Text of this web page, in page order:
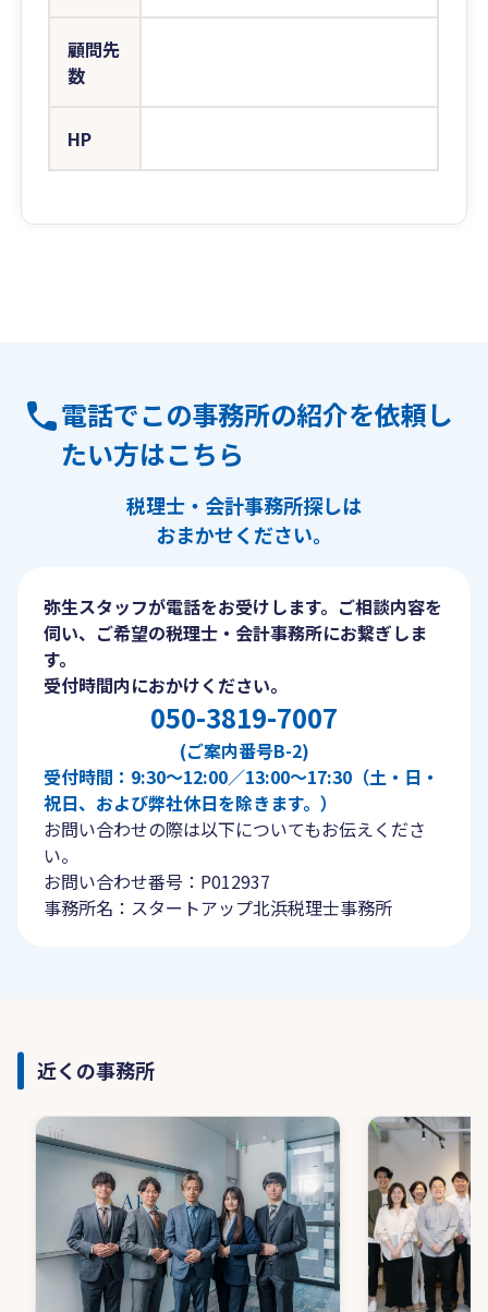
顧問先
数
HP
電話でこの事務所の紹介を依頼し
たい方はこちら
税理士・会計事務所探しは
おまかせください。
弥生スタッフが電話をお受けします。ご相談内容を
伺い、ご希望の税理士・会計事務所にお繋ぎしま
す。
受付時間内におかけください。
050-3819-7007
(ご案内番号B-2)
受付時間：9:30〜12:00／13:00〜17:30（土・日・
祝日、および弊社休日を除きます。）
お問い合わせの際は以下についてもお伝えくださ
い。
お問い合わせ番号：P012937
事務所名：スタートアップ北浜税理士事務所
近くの事務所